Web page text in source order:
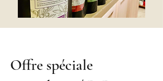
Offre spéciale